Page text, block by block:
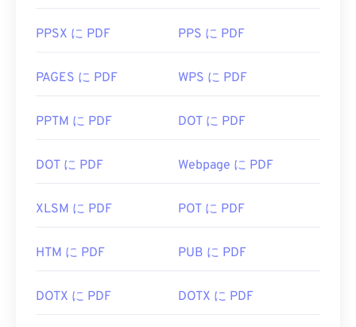
PPSX に PDF PPS に PDF
PAGES に PDF WPS に PDF
PPTM に PDF DOT に PDF
DOT に PDF Webpage に PDF
XLSM に PDF POT に PDF
HTM に PDF PUB に PDF
DOTX に PDF DOTX に PDF